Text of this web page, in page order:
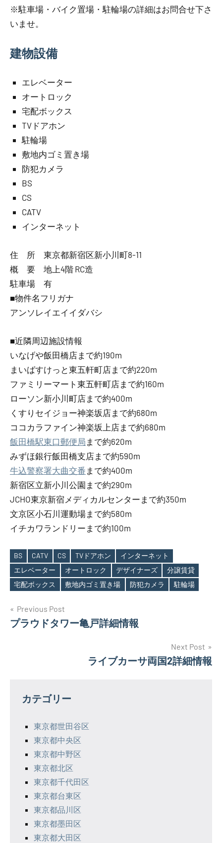
※駐車場・バイク置場・駐輪場の詳細はお問合せ下さ
いませ。
建物設備
エレベーター
オートロック
宅配ボックス
TVドアホン
駐輪場
敷地内ゴミ置き場
防犯カメラ
BS
CS
CATV
インターネット
住 所 東京都新宿区新小川町8-11
概 要 地上4階 RC造
駐車場 有
■物件名フリガナ
アンソレイエイイダバシ
■近隣周辺施設情報
いなげや飯田橋店まで約190m
まいばすけっと東五軒町店まで約220m
ファミリーマート東五軒町店まで約160m
ローソン新小川町店まで約400m
くすりセイジョー神楽坂店まで約680m
ココカラファイン神楽坂上店まで約680m
飯田橋駅東口郵便局 まで約620m
みずほ銀行飯田橋支店まで約590m
牛込警察署大曲交番 まで約400m
新宿区立新小川公園まで約290m
JCHO東京新宿メディカルセンターまで約350m
文京区小石川運動場まで約580m
イチカワランドリーまで約100m
Tags
BS CATV CS TVドアホン
インターネット
エレベーター
オートロック デザイナーズ
分譲賃貸
宅配ボックス
敷地内ゴミ置き場 防犯カメラ 駐輪場
投
稿
ー
Previous Post
プラウドタワー亀戸詳細情報
Next Post
ライブカーサ両国2詳細情報
カテゴリー
東京都世田谷区
東京都中央区
東京都中野区
東京都北区
東京都千代田区
東京都台東区
東京都品川区
東京都墨田区
東京都大田区